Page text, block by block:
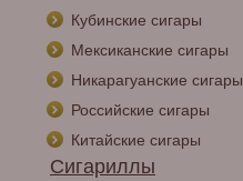
Кубинские сигары
Мексиканские сигары
Никарагуанские сигары
Российские сигары
Китайские сигары
Сигариллы